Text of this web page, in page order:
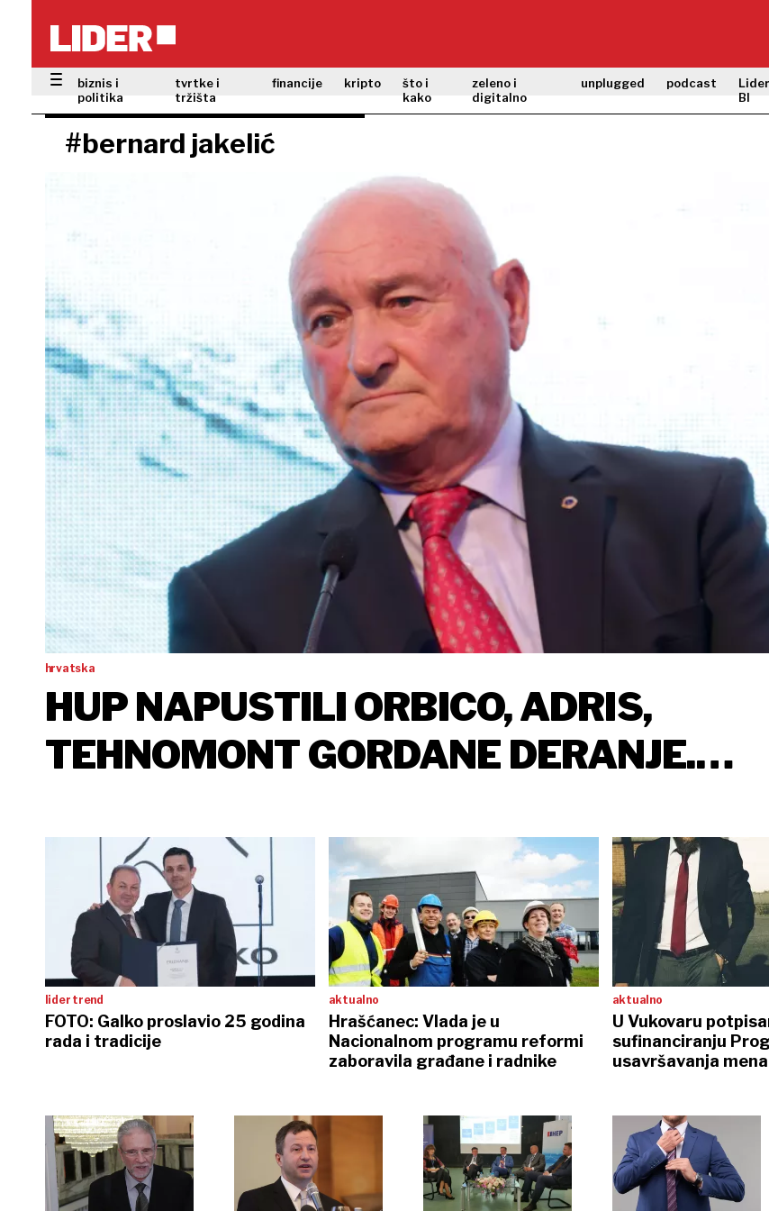
biznis i
politika
tvrtke i
tržišta
financije kripto
što i
kako
zeleno i
digitalno
unplugged podcast
Lider
BI
#bernard jakelić
hrvatska
HUP NAPUSTILI ORBICO, ADRIS,
TEHNOMONT GORDANE DERANJE.
lider trend
FOTO: Galko proslavio 25 godina
rada i tradicije
aktualno
Hrašćanec: Vlada je u
Nacionalnom programu reformi
zaboravila građane i radnike
aktualno
U Vukovaru
sufinanciranju
usavršavanja